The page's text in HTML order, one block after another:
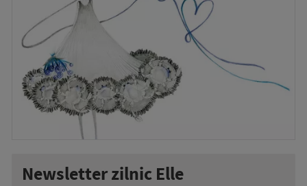
Newsletter zilnic Elle